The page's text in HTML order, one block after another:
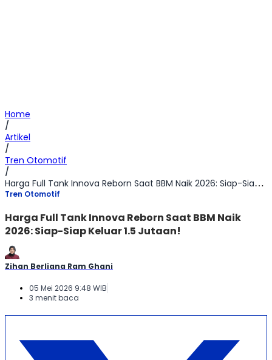
Home
/
Artikel
/
Tren Otomotif
/
Harga Full Tank Innova Reborn Saat BBM Naik 2026: Siap-Siap Keluar 1.5 Jutaan!
Tren Otomotif
Harga Full Tank Innova Reborn Saat BBM Naik
2026: Siap-Siap Keluar 1.5 Jutaan!
Zihan Berliana Ram Ghani
05 Mei 2026 9:48 WIB
3 menit baca